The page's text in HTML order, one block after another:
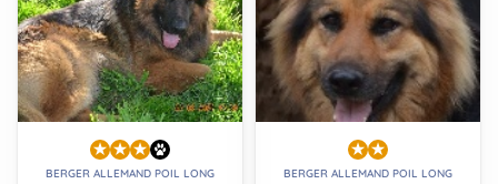
BERGER ALLEMAND POIL LONG BERGER ALLEMAND POIL LONG